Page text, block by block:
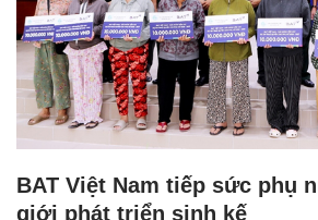
BAT Việt Nam tiếp sức phụ
giới phát triển sinh kế